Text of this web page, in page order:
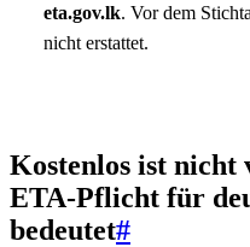
eta.gov.lk. Vor dem
nicht erstattet.
Kostenlos ist nicht
ETA-Pflicht für
bedeutet#